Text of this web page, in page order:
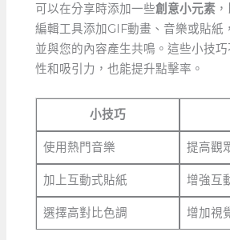
可以在分享時添加一些創意小元素
編輯工具添加GIF動畫、音樂或貼紙
並與您的內容產生共鳴。這些小技
性和吸引力，也能提升點擊率。
小技巧
使用熱門音樂 提高觀
加上互動式貼紙 增強互
選擇高對比色調 增加視